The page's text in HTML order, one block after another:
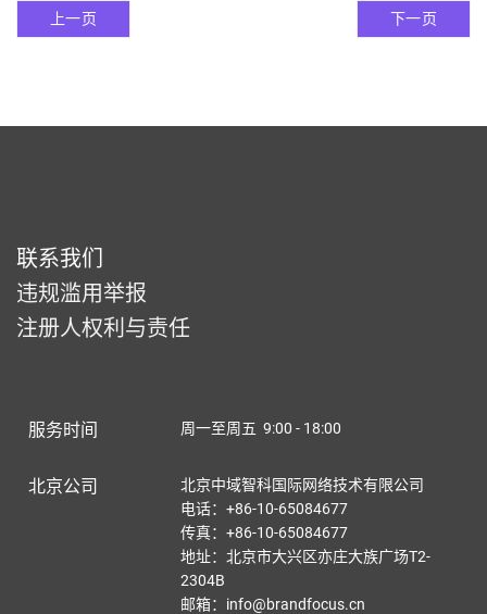
上一页 下一页
联系我们
违规滥用举报
注册人权利与责任
服务时间 周一至周五 9:00 - 18:00
北京公司
北京中域智科国际网络技术有限公司
电话：+86-10-65084677
传真：+86-10-65084677
地址：北京市大兴区亦庄大族广场T2-
2304B
邮箱：info@brandfocus.cn